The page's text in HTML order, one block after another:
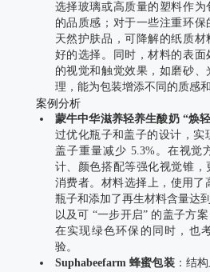
选择玻璃或高质量的塑料作为
的品质感；对于一些注重环
天然护肤品，可降解的纸质
好的选择。同时，材料的表面
的视觉和触觉效果，如磨砂
理，能为包装增添不同的质感和
案例分析
蒙牛中华滋养轻养生酸奶 “焕
过优化瓶子和盖子的设计，实
盖子重量减少 5.3%。在视觉
计、颜色搭配等强化视觉锥
消费者。材料选择上，使用了
瓶子和添加了再生材料含量达
以及可 “一步开启” 的盖子方
在实现绿色环保的同时，也
验。
Suphabeefarm 蜂蜜包装：结